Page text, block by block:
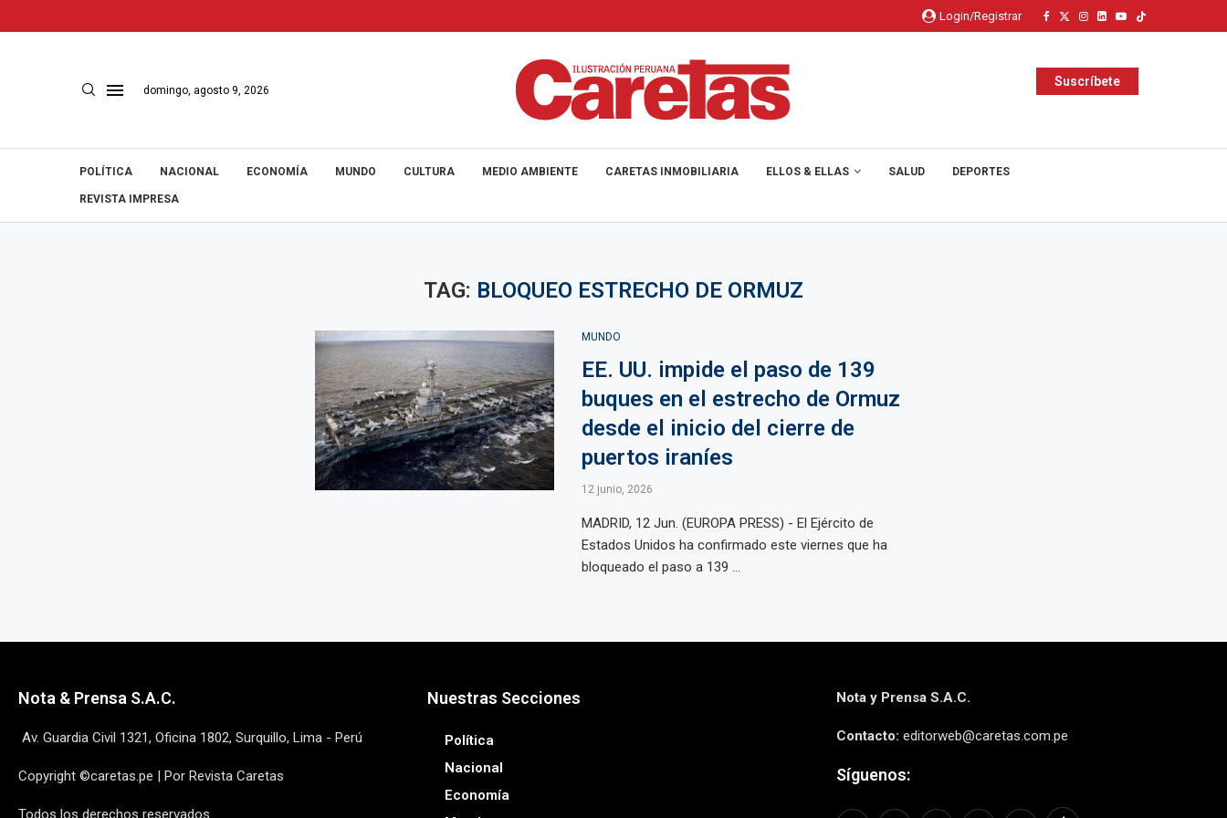
Login/Registrar
domingo, agosto 9, 2026
Suscríbete
POLÍTICA NACIONAL ECONOMÍA MUNDO CULTURA MEDIO AMBIENTE CARETAS INMOBILIARIA ELLOS & ELLAS SALUD DEPORTES
REVISTA IMPRESA
TAG: BLOQUEO ESTRECHO DE ORMUZ
MUNDO
EE. UU. impide el paso de 139
buques en el estrecho de Ormuz
desde el inicio del cierre de
puertos iraníes
12 junio, 2026
MADRID, 12 Jun. (EUROPA PRESS) - El Ejército de
Estados Unidos ha confirmado este viernes que ha
bloqueado el paso a 139 ...
Nota & Prensa S.A.C.
Av. Guardia Civil 1321, Oficina 1802, Surquillo, Lima - Perú
Copyright ©caretas.pe | Por Revista Caretas
Todos los derechos reservados
Nuestras Secciones
Política
Nacional
Economía
Nota y Prensa S.A.C.
Contacto: editorweb@caretas.com.pe
Síguenos: